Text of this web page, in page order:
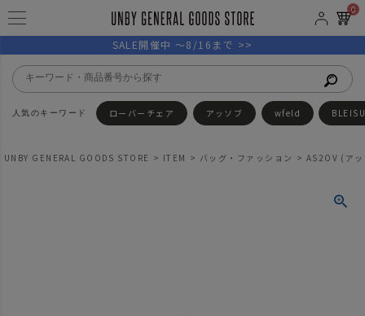
0
SALE開催中 ～8/16まで >>
ローバーチェア アッソブ wfeld
UNBY GENERAL GOODS STORE ITEM バッグ・ファッション AS2OV (ア